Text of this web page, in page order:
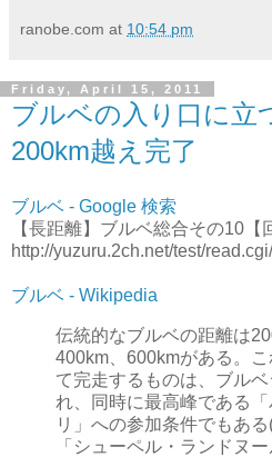
ranobe.com at 10:54 pm
Friday, April 15, 2011
ブルベの入り口に
200km越え完了
ブルベ - Google 検索
【長距離】ブルベ総合その10【
http://yuzuru.2ch.net/test/
ブルベ - Wikipedia
伝統的なブルベの距離は
400km、600kmがある。
て完走するものは、ブル
れ、同時に最高峰である
リ」への参加条件でもあ
「シューペル・ランドヌ